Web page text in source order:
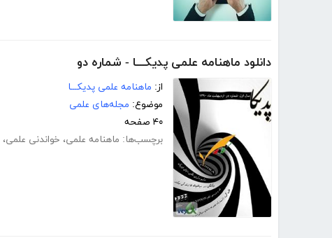
دانلود ماهنامه علمی پدیکـــا - شماره دو
از: ماهنامه علمی پدیکـــا
موضوع: مجله‌های علمی
۴۰ صفحه
برچسب‌ها: ماهنامه علمی، خواندنی علمی،